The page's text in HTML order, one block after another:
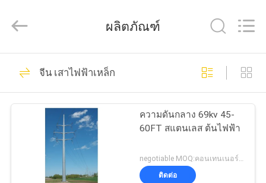
บ้าน
สินค้า
hongguang
All
Reserved.
เหล็กท่อขั้วโลก
325
ผลิตภัณฑ์
จีน เสาไฟฟ้าเหล็ก
ความดันกลาง 69kv 45-
60FT สแตนเลส ต้นไฟฟ้า
negotiable MOQ:คอนเทนเนอร์ 40 HQ หนึ่งตู้
ติดต่อ